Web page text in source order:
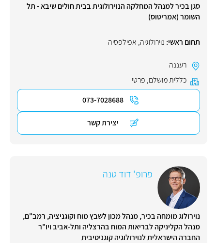
סגן בכיר למנהל המחלקה הנוירולוגית בבית חולים שיבא - תל
השומר (אמריטוס)
תחום ראשי: נוירולוגיה, אפילפסיה
רעננה
כללית מושלם, פרטי
073-7028688
יצירת קשר
פרופ' דוד טנה
נוירולוג מומחה בכיר, מנהל מכון לשבץ מוח וקוגניציה, רמב"ם,
מנהל הקליניקה לבריאות המוח בהרצליה ותל-אביב ויו"ר
החברה הישראלית לנוירולוגיה קוגניטיבית